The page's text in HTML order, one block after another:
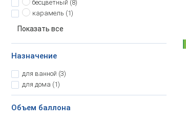
бесцветный (8)
карамель (1)
Показать все
Назначение
для ванной (3)
для дома (1)
Объем баллона